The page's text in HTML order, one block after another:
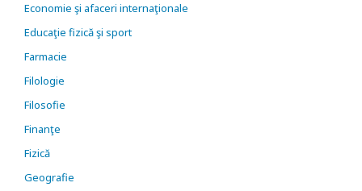
Economie şi afaceri internaţionale
Educaţie fizică şi sport
Farmacie
Filologie
Filosofie
Finanţe
Fizică
Geografie